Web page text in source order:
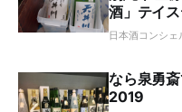
酒」テイ
日本酒コンシ
なら泉勇
2019